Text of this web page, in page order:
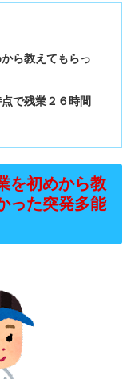
ら教えてもらっ
で残業２６時間
を初めから教
った突発多能